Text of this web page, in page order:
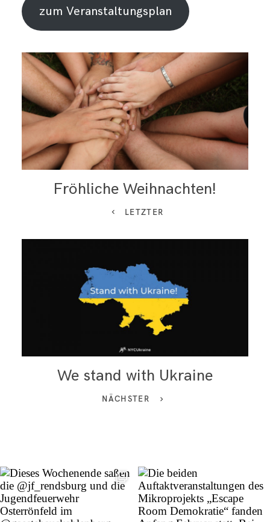
zum Veranstaltungsplan
Fröhliche Weihnachten!
LETZTER
We stand with Ukraine
NÄCHSTER